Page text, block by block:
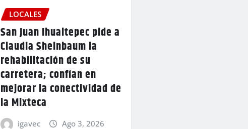
LOCALES
San Juan Ihualtepec pide a
Claudia Sheinbaum la
rehabilitación de su
carretera; confían en
mejorar la conectividad de
la Mixteca
igavec Ago 3, 2026